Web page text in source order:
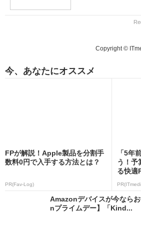
Copyright ©
今、あなたにオススメ
FPが解説！Apple製品を分割手
数料0円で入手する方法とは？
PR(Fav-Log)
「5年
う！予
る快適
Amazonデバイスが今なら
nプライムデー】「Kind...